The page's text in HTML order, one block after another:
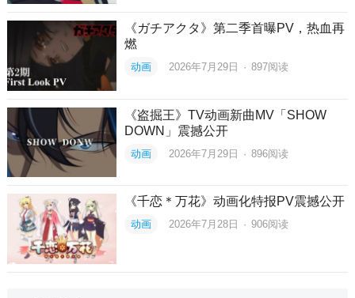
《ガチアクタ》第二季首曝PV，热血再
燃
动画 2026年7月29日 · 897阅读
《盗掘王》TV动画新曲MV「SHOW
DOWN」震撼公开
动画 2026年7月29日 · 896阅读
《千恋＊万花》动画化特报PV震撼公开
动画 2026年7月28日 · 906阅读